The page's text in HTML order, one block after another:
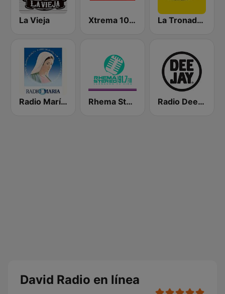
La Vieja Xtrema 101.3 FM La Tronadora
Radio María España Rhema Stereo Radio Deejay
David Radio en línea